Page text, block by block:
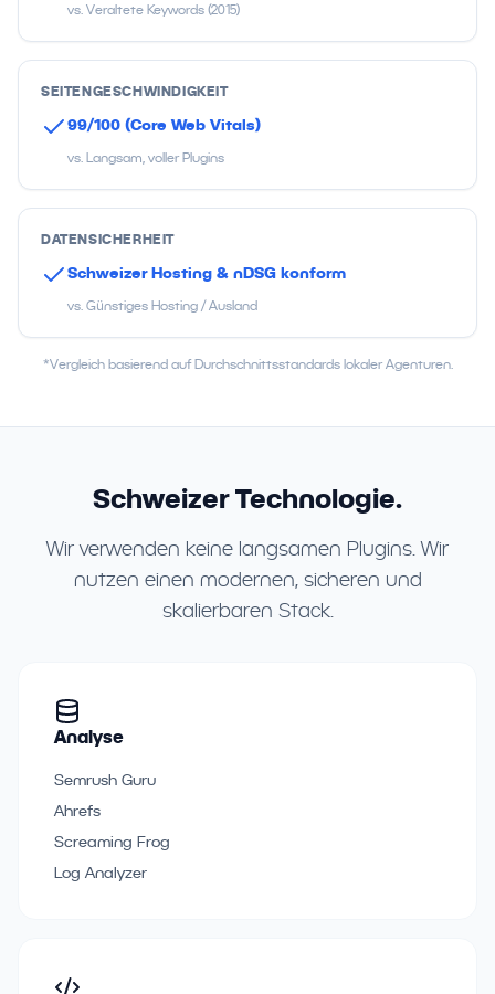
vs. Veraltete Keywords (2015)
SEITENGESCHWINDIGKEIT
99/100 (Core Web Vitals)
vs. Langsam, voller Plugins
DATENSICHERHEIT
Schweizer Hosting & nDSG konform
vs. Günstiges Hosting / Ausland
*Vergleich basierend auf Durchschnittsstandards lokaler Agenturen.
Schweizer Technologie.
Wir verwenden keine langsamen Plugins. Wir
nutzen einen modernen, sicheren und
skalierbaren Stack.
Analyse
Semrush Guru
Ahrefs
Screaming Frog
Log Analyzer